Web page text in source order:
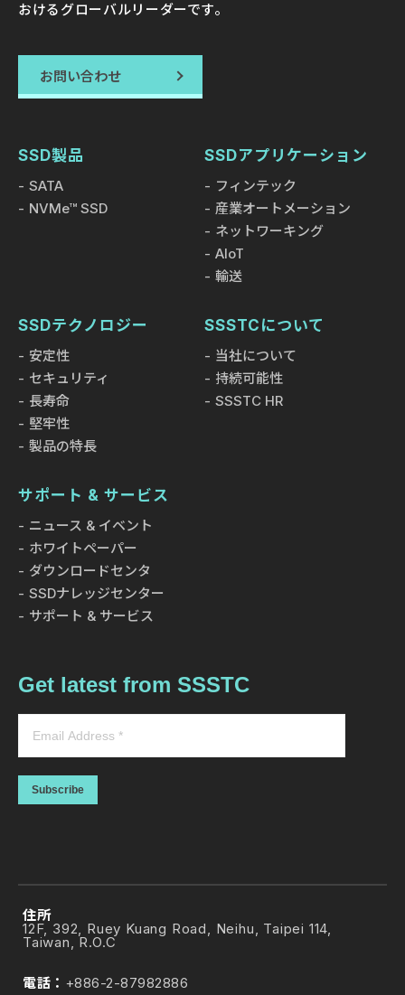
おけるグローバルリーダーです。
お問い合わせ
SSD製品
SATA
NVMe™ SSD
SSDアプリケーション
フィンテック
産業オートメーション
ネットワーキング
AIoT
輸送
SSDテクノロジー
安定性
セキュリティ
長寿命
堅牢性
製品の特長
SSSTCについて
当社について
持続可能性
SSSTC HR
サポート & サービス
ニュース & イベント
ホワイトペーパー
ダウンロードセンタ
SSDナレッジセンター
サポート & サービス
Get latest from SSSTC
Subscribe
住所
12F, 392, Ruey Kuang Road, Neihu, Taipei 114,
Taiwan, R.O.C
電話： +886-2-87982886